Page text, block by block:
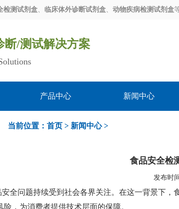
检测试剂盒、 临床体外诊断试剂盒、 动物疾病检测试剂盒
断/测试解决方案
产品中心 新闻中心
当前位置： 首页 > 新闻中心>
食品安全检
发布时
安全问题持续受到社会各界关注。在这一背景下
险，为消费者提供技术层面的保障。